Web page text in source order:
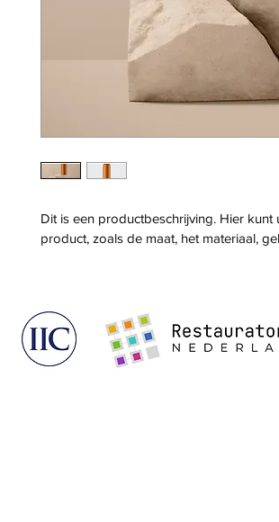
Dit is een productbeschrijving. Hier
product, zoals de maat, het materiaal,